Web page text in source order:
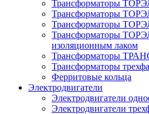
Трансформаторы
Трансформаторы
Трансформаторы
Трансформаторы
изоляционным лаком
Трансформаторы
Трансформаторы
Ферритовые кольца
Электродвигатели
Электродвигатели
Электродвигатели